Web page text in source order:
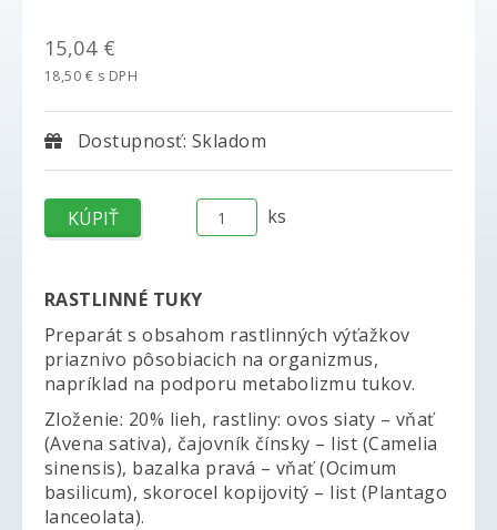
15,04 €
18,50 € s DPH
Dostupnosť: Skladom
ks
RASTLINNÉ TUKY
Preparát s obsahom rastlinných výťažkov
priaznivo pôsobiacich na organizmus,
napríklad na podporu metabolizmu tukov.
Zloženie: 20% lieh, rastliny: ovos siaty – vňať
(Avena sativa), čajovník čínsky – list (Camelia
sinensis), bazalka pravá – vňať (Ocimum
basilicum), skorocel kopijovitý – list (Plantago
lanceolata).